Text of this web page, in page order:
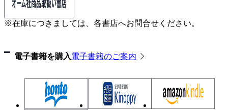
※在庫につきましては、各書店へお問合せください。
電子書籍を購入電子書籍のご案内